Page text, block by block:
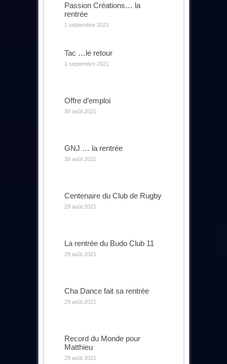
Passion Créations… la
rentrée
1 septembre 2021
Tac …le retour
1 septembre 2021
Offre d’emploi
30 août 2021
GNJ … la rentrée
30 août 2021
Centenaire du Club de Rugby
29 août 2021
La rentrée du Budo Club 11
29 août 2021
Cha Dance fait sa rentrée
29 août 2021
Record du Monde pour
Matthieu
29 août 2021